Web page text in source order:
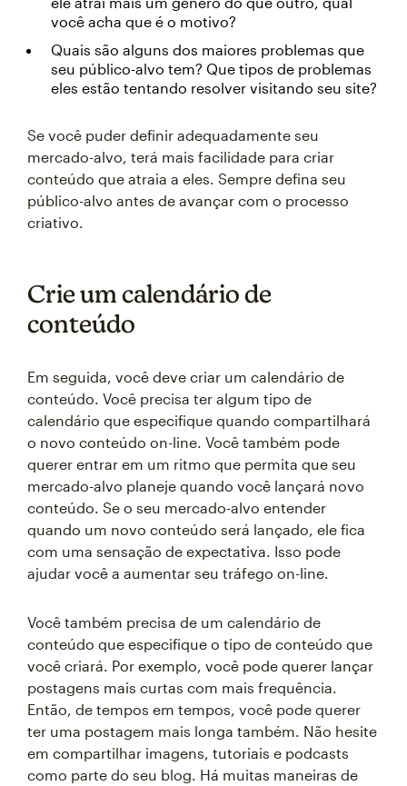
você acha que é o motivo?
Quais são alguns dos maiores problemas que
seu público-alvo tem? Que tipos de problemas
eles estão tentando resolver visitando seu site?
Se você puder definir adequadamente seu
mercado-alvo, terá mais facilidade para criar
conteúdo que atraia a eles. Sempre defina seu
público-alvo antes de avançar com o processo
criativo.
Crie um calendário de
conteúdo
Em seguida, você deve criar um calendário de
conteúdo. Você precisa ter algum tipo de
calendário que especifique quando compartilhará
o novo conteúdo on-line. Você também pode
querer entrar em um ritmo que permita que seu
mercado-alvo planeje quando você lançará novo
conteúdo. Se o seu mercado-alvo entender
quando um novo conteúdo será lançado, ele fica
com uma sensação de expectativa. Isso pode
ajudar você a aumentar seu tráfego on-line.
Você também precisa de um calendário de
conteúdo que especifique o tipo de conteúdo que
você criará. Por exemplo, você pode querer lançar
postagens mais curtas com mais frequência.
Então, de tempos em tempos, você pode querer
ter uma postagem mais longa também. Não hesite
em compartilhar imagens, tutoriais e podcasts
como parte do seu blog. Há muitas maneiras de